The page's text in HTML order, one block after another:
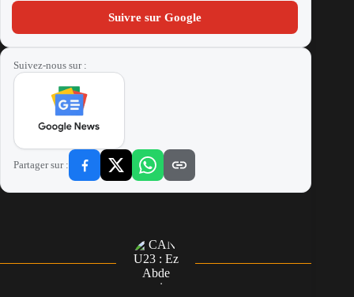
Suivre sur Google
Suivez-nous sur :
Partager sur :